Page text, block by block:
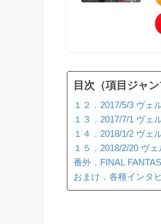
目次（項目ジャン
１２．2017/5/3 ヴェ
１３．2017/7/1 ヴェ
１４．2018/1/2 ヴェ
１５．2018/2/20 ヴ
番外．FINAL
おまけ．各種インタ